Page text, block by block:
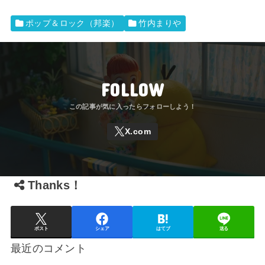
ポップ＆ロック（邦楽） 竹内まりや
FOLLOW
Thanks！
ポスト シェア はてブ 送る
最近のコメント